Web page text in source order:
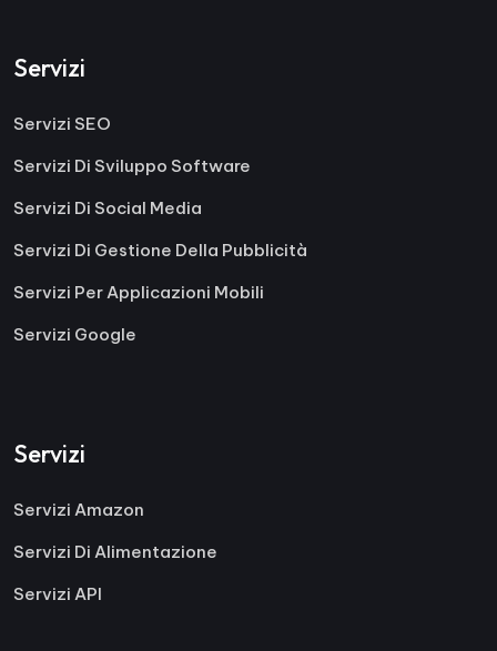
Servizi
Servizi SEO
Servizi Di Sviluppo Software
Servizi Di Social Media
Servizi Di Gestione Della Pubblicità
Servizi Per Applicazioni Mobili
Servizi Google
Servizi
Servizi Amazon
Servizi Di Alimentazione
Servizi API